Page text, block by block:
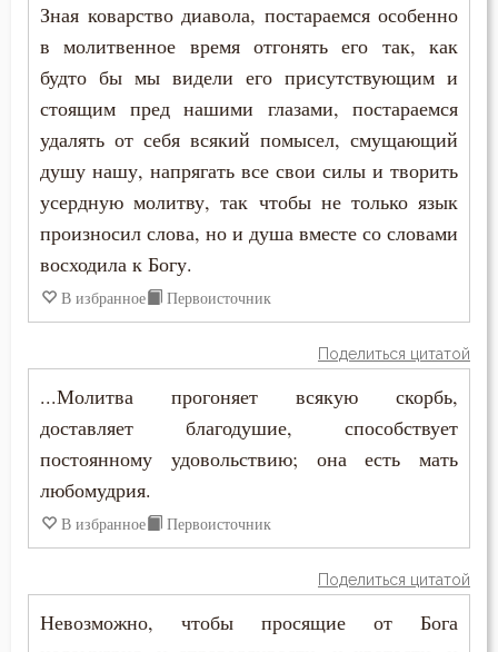
Крещение Господне
Лень
Лицемерие
Ложь
Лукавство
Любовь к Богу
Любомудрие
Милостыня
Зная коварство диавола, постараемся особенно
в молитвенное время отгонять его так, как
будто бы мы видели его присутствующим и
стоящим пред нашими глазами, постараемся
удалять от себя всякий помысел, смущающий
душу нашу, напрягать все свои силы и творить
усердную молитву, так чтобы не только язык
произносил слова, но и душа вместе со словами
восходила к Богу.
В избранное Первоисточник
Поделиться цитатой
...Молитва прогоняет всякую скорбь,
доставляет благодушие, способствует
постоянному удовольствию; она есть мать
любомудрия.
В избранное Первоисточник
Поделиться цитатой
Невозможно, чтобы просящие от Бога